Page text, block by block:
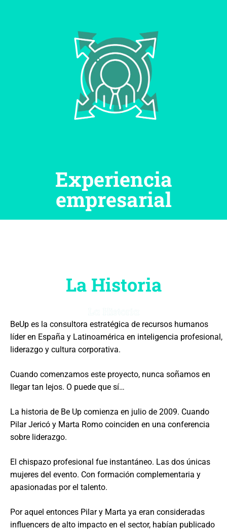
Experiencia
empresarial
La Historia
BeUp es la consultora estratégica de recursos humanos
líder en España y Latinoamérica en inteligencia profesional,
liderazgo y cultura corporativa.
Cuando comenzamos este proyecto, nunca soñamos en
llegar tan lejos. O puede que sí…
La historia de Be Up comienza en julio de 2009. Cuando
Pilar Jericó y Marta Romo coinciden en una conferencia
sobre liderazgo.
El chispazo profesional fue instantáneo. Las dos únicas
mujeres del evento. Con formación complementaria y
apasionadas por el talento.
Por aquel entonces Pilar y Marta ya eran consideradas
influencers de alto impacto en el sector, habían publicado